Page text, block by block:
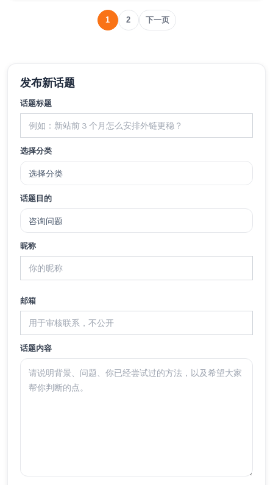
1 2 下一页
发布新话题
话题标题
选择分类
话题目的
昵称
邮箱
话题内容